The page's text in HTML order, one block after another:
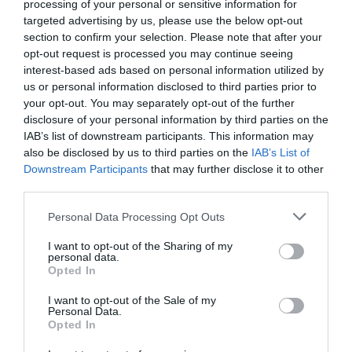
processing of your personal or sensitive information for
targeted advertising by us, please use the below opt-out
section to confirm your selection. Please note that after your
opt-out request is processed you may continue seeing
interest-based ads based on personal information utilized by
us or personal information disclosed to third parties prior to
your opt-out. You may separately opt-out of the further
disclosure of your personal information by third parties on the
IAB’s list of downstream participants. This information may
also be disclosed by us to third parties on the IAB’s List of
Downstream Participants that may further disclose it to other
Please note that this website/app uses one or more Google
not limited to your visit or usage behaviour. You may click to
grant or deny consent to Google and its third-party tags to
use your data for below specified purposes in below Google
consent section.
Personal Data Processing Opt Outs
I want to opt-out of the Sharing of my
personal data.
Opted In
I want to opt-out of the Sale of my
Personal Data.
Opted In
αντίστοιχων αναζητήσεων που
καταγράφηκαν σε ολόκληρο το 2025.
Ακολουθήστε τοfoodlife.gr στο Google
Newsκαι μάθετε πρώτοι όλες τις ειδήσεις
TAGS: CAMPING
ΠΕΡΙΣΣΟΤΕΡA